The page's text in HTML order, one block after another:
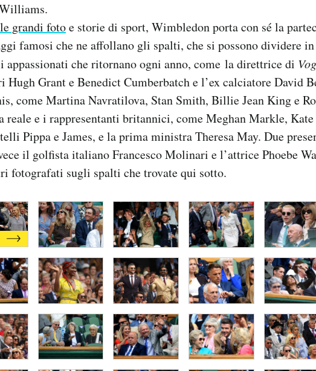
grandi fotoe storie di sport, Wimbledon porta con sé la
famosi che ne affollano gli spalti, che si possono dividere
appassionati che ritornano ogni anno, come la direttrice di
Hugh Grant e Benedict Cumberbatch e l’ex calciatore David
come Martina Navratilova, Stan Smith, Billie Jean King e
reale e i rappresentanti britannici, come Meghan Markle,
Pippa e James, e la prima ministra Theresa May. Due
il golfista italiano Francesco Molinari e l’attrice Phoebe
fotografati sugli spalti che trovate qui sotto.